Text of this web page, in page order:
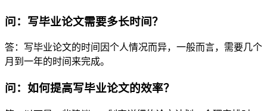
问：写毕业论文需要多长时间？
答：写毕业论文的时间因个人情况而异，一般而言，需要几个
月到一年的时间来完成。
问：如何提高写毕业论文的效率？